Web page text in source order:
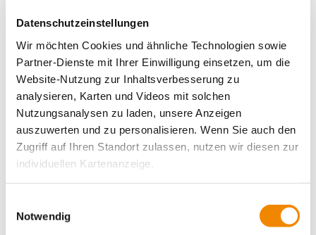
Datenschutzeinstellungen
Wir möchten Cookies und ähnliche Technologien sowie
Partner-Dienste mit Ihrer Einwilligung einsetzen, um die
Website-Nutzung zur Inhaltsverbesserung zu
analysieren, Karten und Videos mit solchen
Nutzungsanalysen zu laden, unsere Anzeigen
auszuwerten und zu personalisieren. Wenn Sie auch den
Zugriff auf Ihren Standort zulassen, nutzen wir diesen zur
individuellen Kartenanzeige.
unsere Partner Daten wie Ihre IP-Adresse und
verarbeiten diese zusammen mit Daten von anderen
Notwendig
Bundeswehrsoldaten, Studenten, Polizisten und viele
Privatleute.
Kontaktdaten unseres Presseteams
Dirk Altbürger
Pressesprecher
Telefon:+49 69 94545-107
E-Mail schreiben
Telefon: